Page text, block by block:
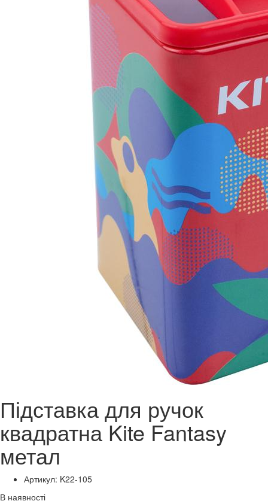
Підставка для ручок
квадратна Kite Fantasy
метал
Артикул: K22-105
В наявності